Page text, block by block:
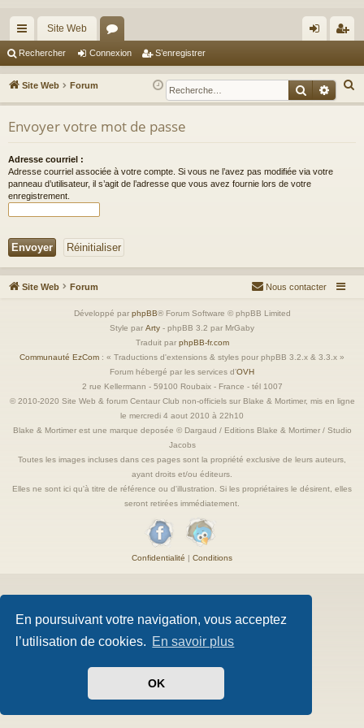
En poursuivant votre navigation, vous acceptez
l’utilisation de cookies. En savoir plus
OK
cc
ès
ra
pi
Site Web
or
u
m
s
ne
xi
nr
eg
Rechercher Connexion S’enregistrer
Site Web Forum
e
Envoyer votre mot de passe
Adresse courriel :
Adresse courriel associée à votre compte. Si vous ne l’avez pas modifiée via votre
panneau d’utilisateur, il s’agit de l’adresse que vous avez fournie lors de votre
enregistrement.
Site Web Forum Nous contacter
Développé par phpBB® Forum Software © phpBB Limited
Style par Arty - phpBB 3.2 par MrGaby
Traduit par phpBB-fr.com
Communauté EzCom : « Traductions d'extensions & styles pour phpBB 3.2.x & 3.3.x »
Forum hébergé par les services d’OVH
2 rue Kellermann - 59100 Roubaix - France - tél 1007
© 2010-2020 Site Web & forum Centaur Club non-officiels sur Blake & Mortimer, mis en ligne
le mercredi 4 aout 2010 à 22h10
Blake & Mortimer est une marque deposée © Dargaud / Editions Blake & Mortimer / Studio
Jacobs
Toutes les images incluses dans ces pages sont la propriété exclusive de leurs auteurs,
ayant droits et/ou éditeurs.
Elles ne sont ici qu'à titre de référence ou d'illustration. Si les propriétaires le désirent, elles
seront retirées immédiatement.
Confidentialité | Conditions